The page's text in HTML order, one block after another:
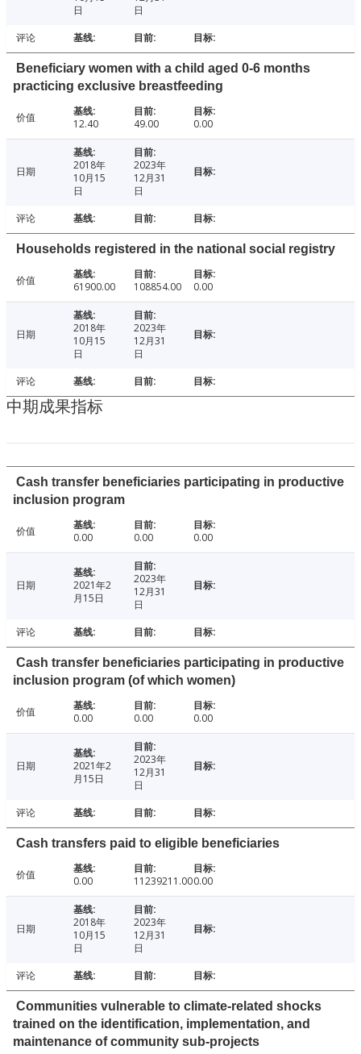
日
日
评论
Beneficiary women with a child aged 0-6 months
practicing exclusive breastfeeding
价值 12.40 49.00 0.00
日期
2018年
10月15
日
2023年
12月31
日
评论
Households registered in the national social registry
价值 61900.00 108854.00 0.00
日期
2018年
10月15
日
2023年
12月31
日
评论
中期成果指标
Cash transfer beneficiaries participating in productive
inclusion program
价值 0.00 0.00 0.00
日期
2021年2
月15日
2023年
12月31
日
评论
Cash transfer beneficiaries participating in productive
inclusion program (of which women)
价值 0.00 0.00 0.00
日期
2021年2
月15日
2023年
12月31
日
评论
Cash transfers paid to eligible beneficiaries
价值 0.00 11239211.000.00
日期
2018年
10月15
日
2023年
12月31
日
评论
Communities vulnerable to climate-related shocks
trained on the identification, implementation, and
maintenance of community sub-projects